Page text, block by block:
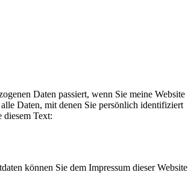
Daten passiert, wenn Sie meine Website
Daten, mit denen Sie persönlich identifiziert
diesem Text:
können Sie dem Impressum dieser Website